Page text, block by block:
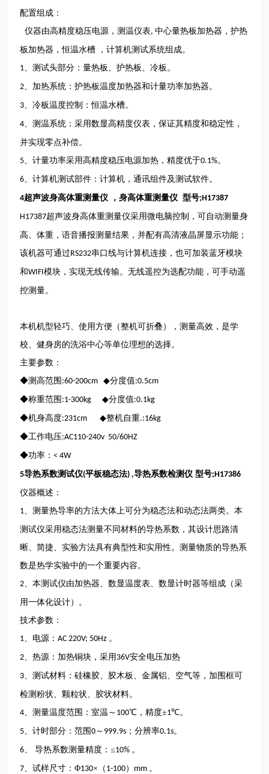
配置组成：
仪器由高精度稳压电源，测温仪表,中心量热板加热器，护热
板加热器，恒温水槽 ，计算机测试系统组成。
1 、测试头部分：量热板、护热板、冷板。
2 、加热系统：护热板温度加热器和计量功率加热器。
3 、冷板温度控制：恒温水槽。
4 、测温系统：采用数显高精度仪表，保证其精度和稳定性，
并实现零点补偿。
5 、计量功率采用高精度稳压电源加热，精度优于0.1%。
6 、计算机测试部件：计算机，通讯组件及测试软件。
4超声波身高体重测量仪 ，身高体重测量仪 型号;H17387
H17387超声波身高体重测量仪采用微电脑控制，可自动测量身
高、体重，语音播报测量结果，并配有高清液晶屏显示功能；
该机器可通过 RS232串口线与计算机连接，也可加装蓝牙模块
和WIFI模块，实现无线传输。无线遥控为选配功能，可手动遥
控测量。
本机机型轻巧、使用方便（整机可折叠），测量高效，是学
校、健身房的洗浴中心等单位理想的选择。
主要参数：
◆测高范围 :60-200cm◆分度值:0.5cm
◆称重范围 :1-300kg◆分度值:0.1kg
◆机身高度:231cm◆整机自重.:16kg
◆工作电压:AC110-240v 50/60HZ
◆功率：< 4W
5导热系数测试仪(平板稳态法) ,导热系数检测仪 型号;H17386
仪器概述：
1 、测量热导率的方法大体上可分为稳态法和动态法两类。本
测试仪采用稳态法测量不同材料的导热系数，其设计思路清
晰、简捷、实验方法具有典型性和实用性。测量物质的导热系
数是热学实验中的一个重要内容。
2 、本测试仪由加热器、数显温度表、数显计时器等组成（采
用一体化设计）。
技术参数：
1 、电源：AC 220V; 50Hz 。
2 、热源：加热铜块，采用 36V安全电压加热
3 、测试材料：硅橡胶、胶木板、金属铝、空气等，加围框可
检测粉状、颗粒状、胶状材料。
4 、测量温度范围：室温～ 100℃，精度±1℃。
5 、计时部分：范围0 ～ 999.9s ；分辨率0.1s。
6 、 导热系数测量精度：≤10% 。
7 、试样尺寸：Φ130×（ 1-100） mm 。